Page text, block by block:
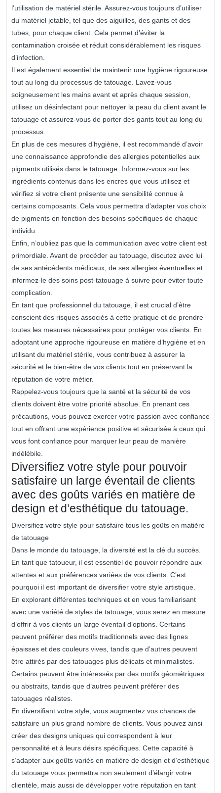
l’utilisation de matériel stérile. Assurez-vous toujours d’utiliser
du matériel jetable, tel que des aiguilles, des gants et des
tubes, pour chaque client. Cela permet d’éviter la
contamination croisée et réduit considérablement les risques
d’infection.
Il est également essentiel de maintenir une hygiène rigoureuse
tout au long du processus de tatouage. Lavez-vous
soigneusement les mains avant et après chaque session,
utilisez un désinfectant pour nettoyer la peau du client avant le
tatouage et assurez-vous de porter des gants tout au long du
processus.
En plus de ces mesures d’hygiène, il est recommandé d’avoir
une connaissance approfondie des allergies potentielles aux
pigments utilisés dans le tatouage. Informez-vous sur les
ingrédients contenus dans les encres que vous utilisez et
vérifiez si votre client présente une sensibilité connue à
certains composants. Cela vous permettra d’adapter vos choix
de pigments en fonction des besoins spécifiques de chaque
individu.
Enfin, n’oubliez pas que la communication avec votre client est
primordiale. Avant de procéder au tatouage, discutez avec lui
de ses antécédents médicaux, de ses allergies éventuelles et
informez-le des soins post-tatouage à suivre pour éviter toute
complication.
En tant que professionnel du tatouage, il est crucial d’être
conscient des risques associés à cette pratique et de prendre
toutes les mesures nécessaires pour protéger vos clients. En
adoptant une approche rigoureuse en matière d’hygiène et en
utilisant du matériel stérile, vous contribuez à assurer la
sécurité et le bien-être de vos clients tout en préservant la
réputation de votre métier.
Rappelez-vous toujours que la santé et la sécurité de vos
clients doivent être votre priorité absolue. En prenant ces
précautions, vous pouvez exercer votre passion avec confiance
tout en offrant une expérience positive et sécurisée à ceux qui
vous font confiance pour marquer leur peau de manière
indélébile.
Diversifiez votre style pour pouvoir
satisfaire un large éventail de clients
avec des goûts variés en matière de
design et d’esthétique du tatouage.
Diversifiez votre style pour satisfaire tous les goûts en matière
de tatouage
Dans le monde du tatouage, la diversité est la clé du succès.
En tant que tatoueur, il est essentiel de pouvoir répondre aux
attentes et aux préférences variées de vos clients. C’est
pourquoi il est important de diversifier votre style artistique.
En explorant différentes techniques et en vous familiarisant
avec une variété de styles de tatouage, vous serez en mesure
d’offrir à vos clients un large éventail d’options. Certains
peuvent préférer des motifs traditionnels avec des lignes
épaisses et des couleurs vives, tandis que d’autres peuvent
être attirés par des tatouages plus délicats et minimalistes.
Certains peuvent être intéressés par des motifs géométriques
ou abstraits, tandis que d’autres peuvent préférer des
tatouages réalistes.
En diversifiant votre style, vous augmentez vos chances de
satisfaire un plus grand nombre de clients. Vous pouvez ainsi
créer des designs uniques qui correspondent à leur
personnalité et à leurs désirs spécifiques. Cette capacité à
s’adapter aux goûts variés en matière de design et d’esthétique
du tatouage vous permettra non seulement d’élargir votre
clientèle, mais aussi de développer votre réputation en tant